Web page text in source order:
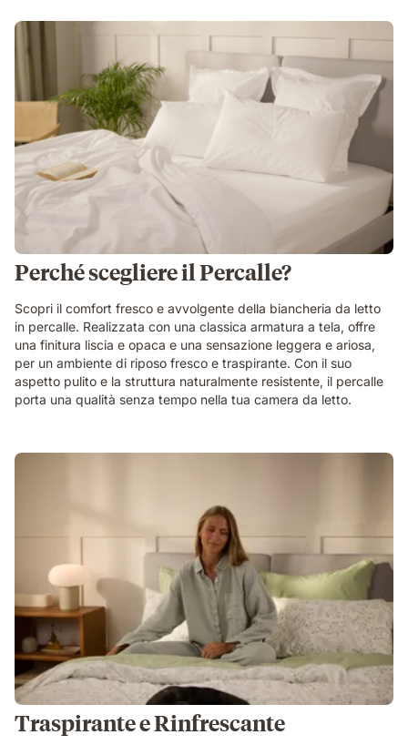
Perché scegliere il Percalle?
Scopri il comfort fresco e avvolgente della biancheria da letto
in percalle. Realizzata con una classica armatura a tela, offre
una finitura liscia e opaca e una sensazione leggera e ariosa,
per un ambiente di riposo fresco e traspirante. Con il suo
aspetto pulito e la struttura naturalmente resistente, il percalle
porta una qualità senza tempo nella tua camera da letto.
Traspirante e Rinfrescante